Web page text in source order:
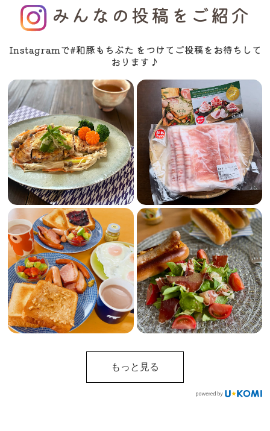
みんなの投稿をご紹介
Instagramで#和豚もちぶた をつけてご投稿をお待ちして
おります♪
もっと見る